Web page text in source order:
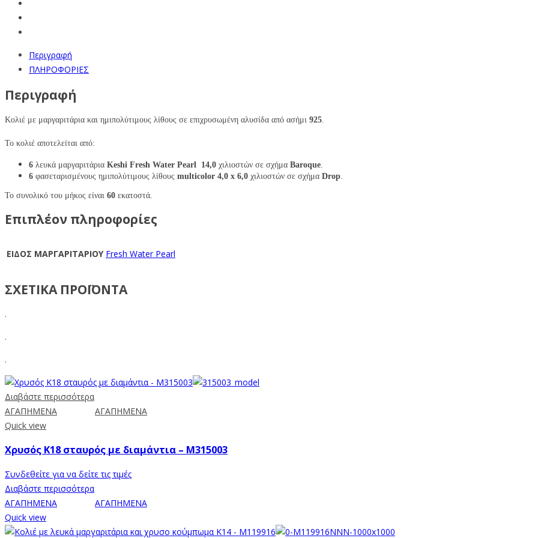
Περιγραφή
ΠΛΗΡΟΦΟΡΙΕΣ
Περιγραφή
Κολιέ με μαργαριτάρια και ημιπολύτιμους λίθους σε επιχρυσωμένη αλυσίδα από ασήμι 925.
Το κολιέ αποτελείται από:
6 λευκά μαργαριτάρια Keshi Fresh Water Pearl 14,0 χιλιοστών σε σχήμα Baroque.
6 φασεταρισμένους ημιπολύτιμους λίθους multicolor 4,0 x 6,0 χιλιοστών σε σχήμα Drop.
Το συνολικό του μήκος είναι 60 εκατοστά.
Επιπλέον πληροφορίες
ΕΙΔΟΣ ΜΑΡΓΑΡΙΤΑΡΙΟΥ Fresh Water Pearl
ΣΧΕΤΙΚΑ ΠΡΟΪΟΝΤΑ
.
.
.
Διαβάστε περισσότερα
ΑΓΑΠΗΜΕΝΑ
ΑΓΑΠΗΜΕΝΑ
Quick view
Χρυσός Κ18 σταυρός με διαμάντια – M315003
Συνδεθείτε για να δείτε τις τιμές
Διαβάστε περισσότερα
ΑΓΑΠΗΜΕΝΑ
ΑΓΑΠΗΜΕΝΑ
Quick view